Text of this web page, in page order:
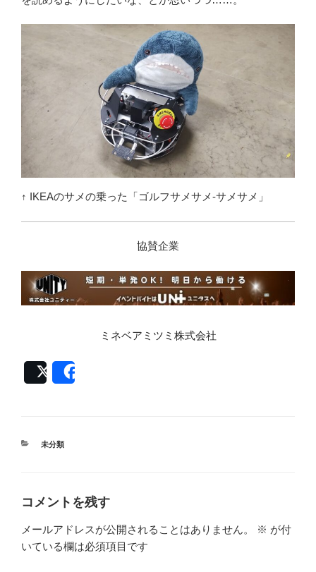
↑ IKEAのサメの乗った「ゴルフサメサメ-サメサメ」
協賛企業
ミネベアミツミ株式会社
Post
カ
未分類
コメントを残す
メールアドレスが公開されることはありません。 ※ が付
いている欄は必須項目です